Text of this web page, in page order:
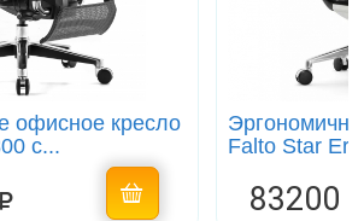
офисное кресло
с...
Falto Star
83200